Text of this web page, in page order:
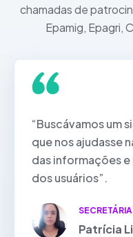
chamadas de
Epamig, Epagri,
“Buscávamos um
que nos ajudasse
das informações
dos usuários”.
Patrícia